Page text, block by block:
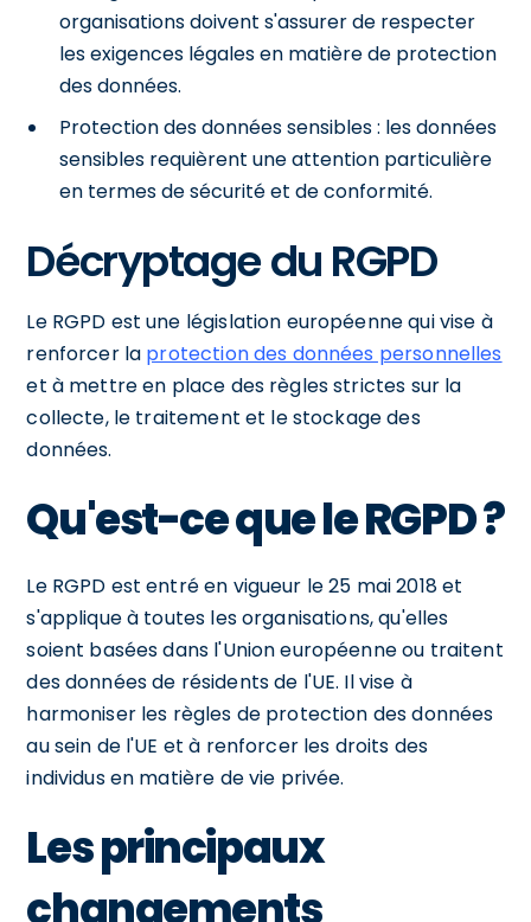
organisations doivent s'assurer de respecter
les exigences légales en matière de protection
des données.
Protection des données sensibles : les données
sensibles requièrent une attention particulière
en termes de sécurité et de conformité.
Décryptage du RGPD
Le RGPD est une législation européenne qui vise à
renforcer la protection des données personnelles
et à mettre en place des règles strictes sur la
collecte, le traitement et le stockage des
données.
Qu'est-ce que le RGPD ?
Le RGPD est entré en vigueur le 25 mai 2018 et
s'applique à toutes les organisations, qu'elles
soient basées dans l'Union européenne ou traitent
des données de résidents de l'UE. Il vise à
harmoniser les règles de protection des données
au sein de l'UE et à renforcer les droits des
individus en matière de vie privée.
Les principaux
changements